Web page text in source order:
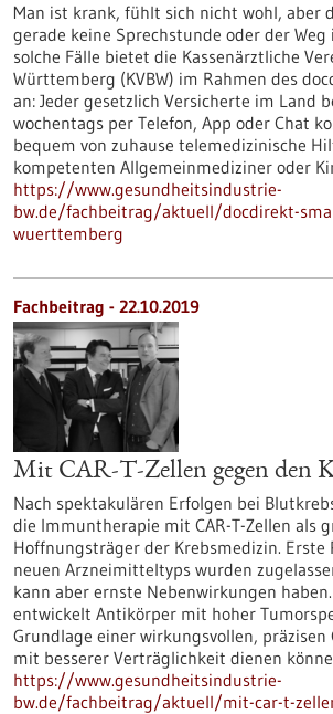
Man ist krank, fühlt sich nicht wohl, aber
gerade keine Sprechstunde oder der
solche Fälle bietet die Kassenärztliche
Württemberg (KVBW) im Rahmen des
an: Jeder gesetzlich Versicherte im Land
wochentags per Telefon, App oder Chat
bequem von zuhause telemedizinische
kompetenten Allgemeinmediziner oder
https://www.gesundheitsindustrie-
bw.de/fachbeitrag/aktuell/docdirekt-
wuerttemberg
Fachbeitrag - 22.10.2019
Mit CAR-T-Zellen gegen den
Nach spektakulären Erfolgen bei
die Immuntherapie mit CAR-T-Zellen als
Hoffnungsträger der Krebsmedizin. Erste
neuen Arzneimitteltyps wurden
kann aber ernste Nebenwirkungen haben.
entwickelt Antikörper mit hoher
Grundlage einer wirkungsvollen, präzisen
mit besserer Verträglichkeit dienen
https://www.gesundheitsindustrie-
bw.de/fachbeitrag/aktuell/mit-car-t-